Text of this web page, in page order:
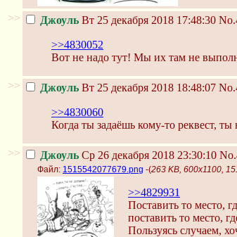
>> Джоуль Вт 25 декабря 2018 17:48:30
>>4830052
Вот не надо тут! Мы их там не
>> Джоуль Вт 25 декабря 2018 18:48:07
>>4830060
Когда ты задаёшь кому-то реквест,
>> Джоуль Ср 26 декабря 2018 23:30:10
Файл: 1515542077679.png -(263 KB, 600x1100,
>>4829931
Поставить то место,
поставить то место,
Пользуясь случаем,